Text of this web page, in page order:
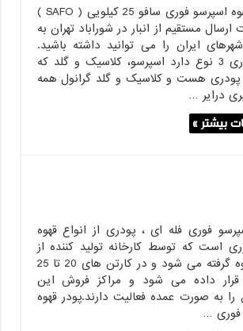
خرید قهوه اسپرسو فوری سافو 25 کیلویی ( SAFO )
ارسال مستقیم از انبار در شوراباد تهران به
ایران را می توانید داشته باشید.
قهوه فوری 3 نوع دارد اسپرسو، کلاسیک و گلد که
پودری هست و کلاسیک و گلد گرانول همه
درایر …
بیشتر »
فوری فله ای ، پودری از انواع قهوه
است که توسط کارخانه تولید کننده از
دانه قهوه گرفته می شود و در کارتن های 20 تا 25
قرار داده می شود و مراکز فروش این
به صورت عمده فعالیت دارند.پودر قهوه
فوری …